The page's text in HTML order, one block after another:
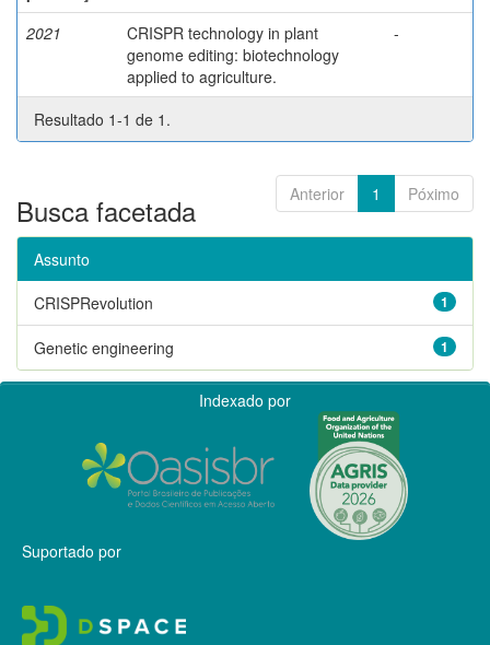
2021
CRISPR technology in plant
genome editing: biotechnology
applied to agriculture.
-
Resultado 1-1 de 1.
Anterior 1 Póximo
Busca facetada
Assunto
1
CRISPRevolution
1
Genetic engineering
Indexado por
Suportado por